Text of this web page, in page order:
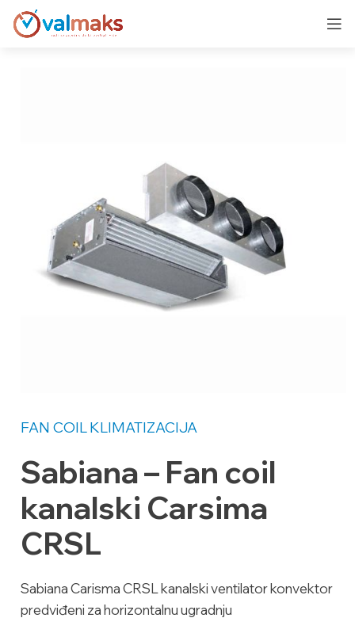
Sabiana – Fan coil
kanalski Carsima
CRSL
Sabiana Carisma CRSL kanalski ventilator konvektor
predviđeni za horizontalnu ugradnju
FAN COILKLIMATIZACIJA